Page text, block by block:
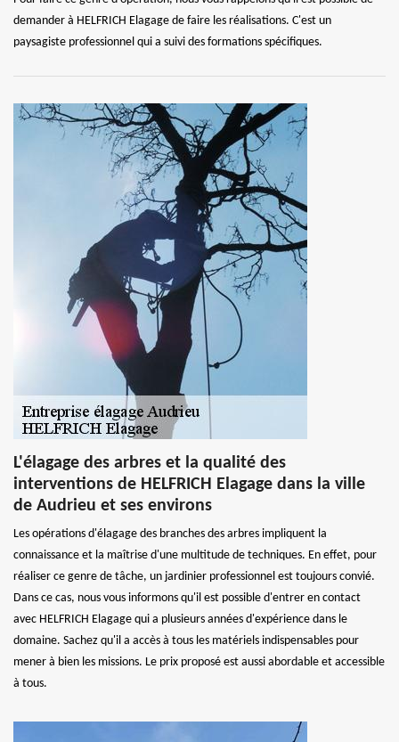
demander à HELFRICH Elagage de faire les réalisations. C'est un
paysagiste professionnel qui a suivi des formations spécifiques.
L'élagage des arbres et la qualité des
interventions de HELFRICH Elagage dans la ville
de Audrieu et ses environs
Les opérations d'élagage des branches des arbres impliquent la
connaissance et la maîtrise d'une multitude de techniques. En effet, pour
réaliser ce genre de tâche, un jardinier professionnel est toujours convié.
Dans ce cas, nous vous informons qu'il est possible d'entrer en contact
avec HELFRICH Elagage qui a plusieurs années d'expérience dans le
domaine. Sachez qu'il a accès à tous les matériels indispensables pour
mener à bien les missions. Le prix proposé est aussi abordable et accessible
à tous.